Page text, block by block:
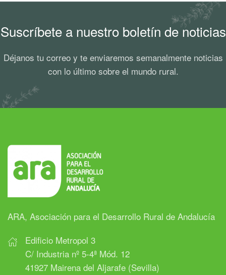
Suscríbete a nuestro boletín de noticias
Déjanos tu correo y te enviaremos semanalmente noticias
con lo último sobre el mundo rural.
ARA, Asociación para el Desarrollo Rural de Andalucía
Edificio Metropol 3
C/ Industria nº 5-4ª Mód. 12
41927 Mairena del Aljarafe (Sevilla)